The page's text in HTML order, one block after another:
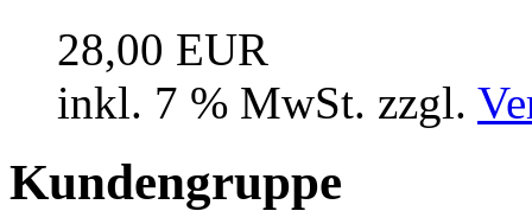
28,00 EUR
inkl. 7 % MwSt. zzgl.
Kundengruppe